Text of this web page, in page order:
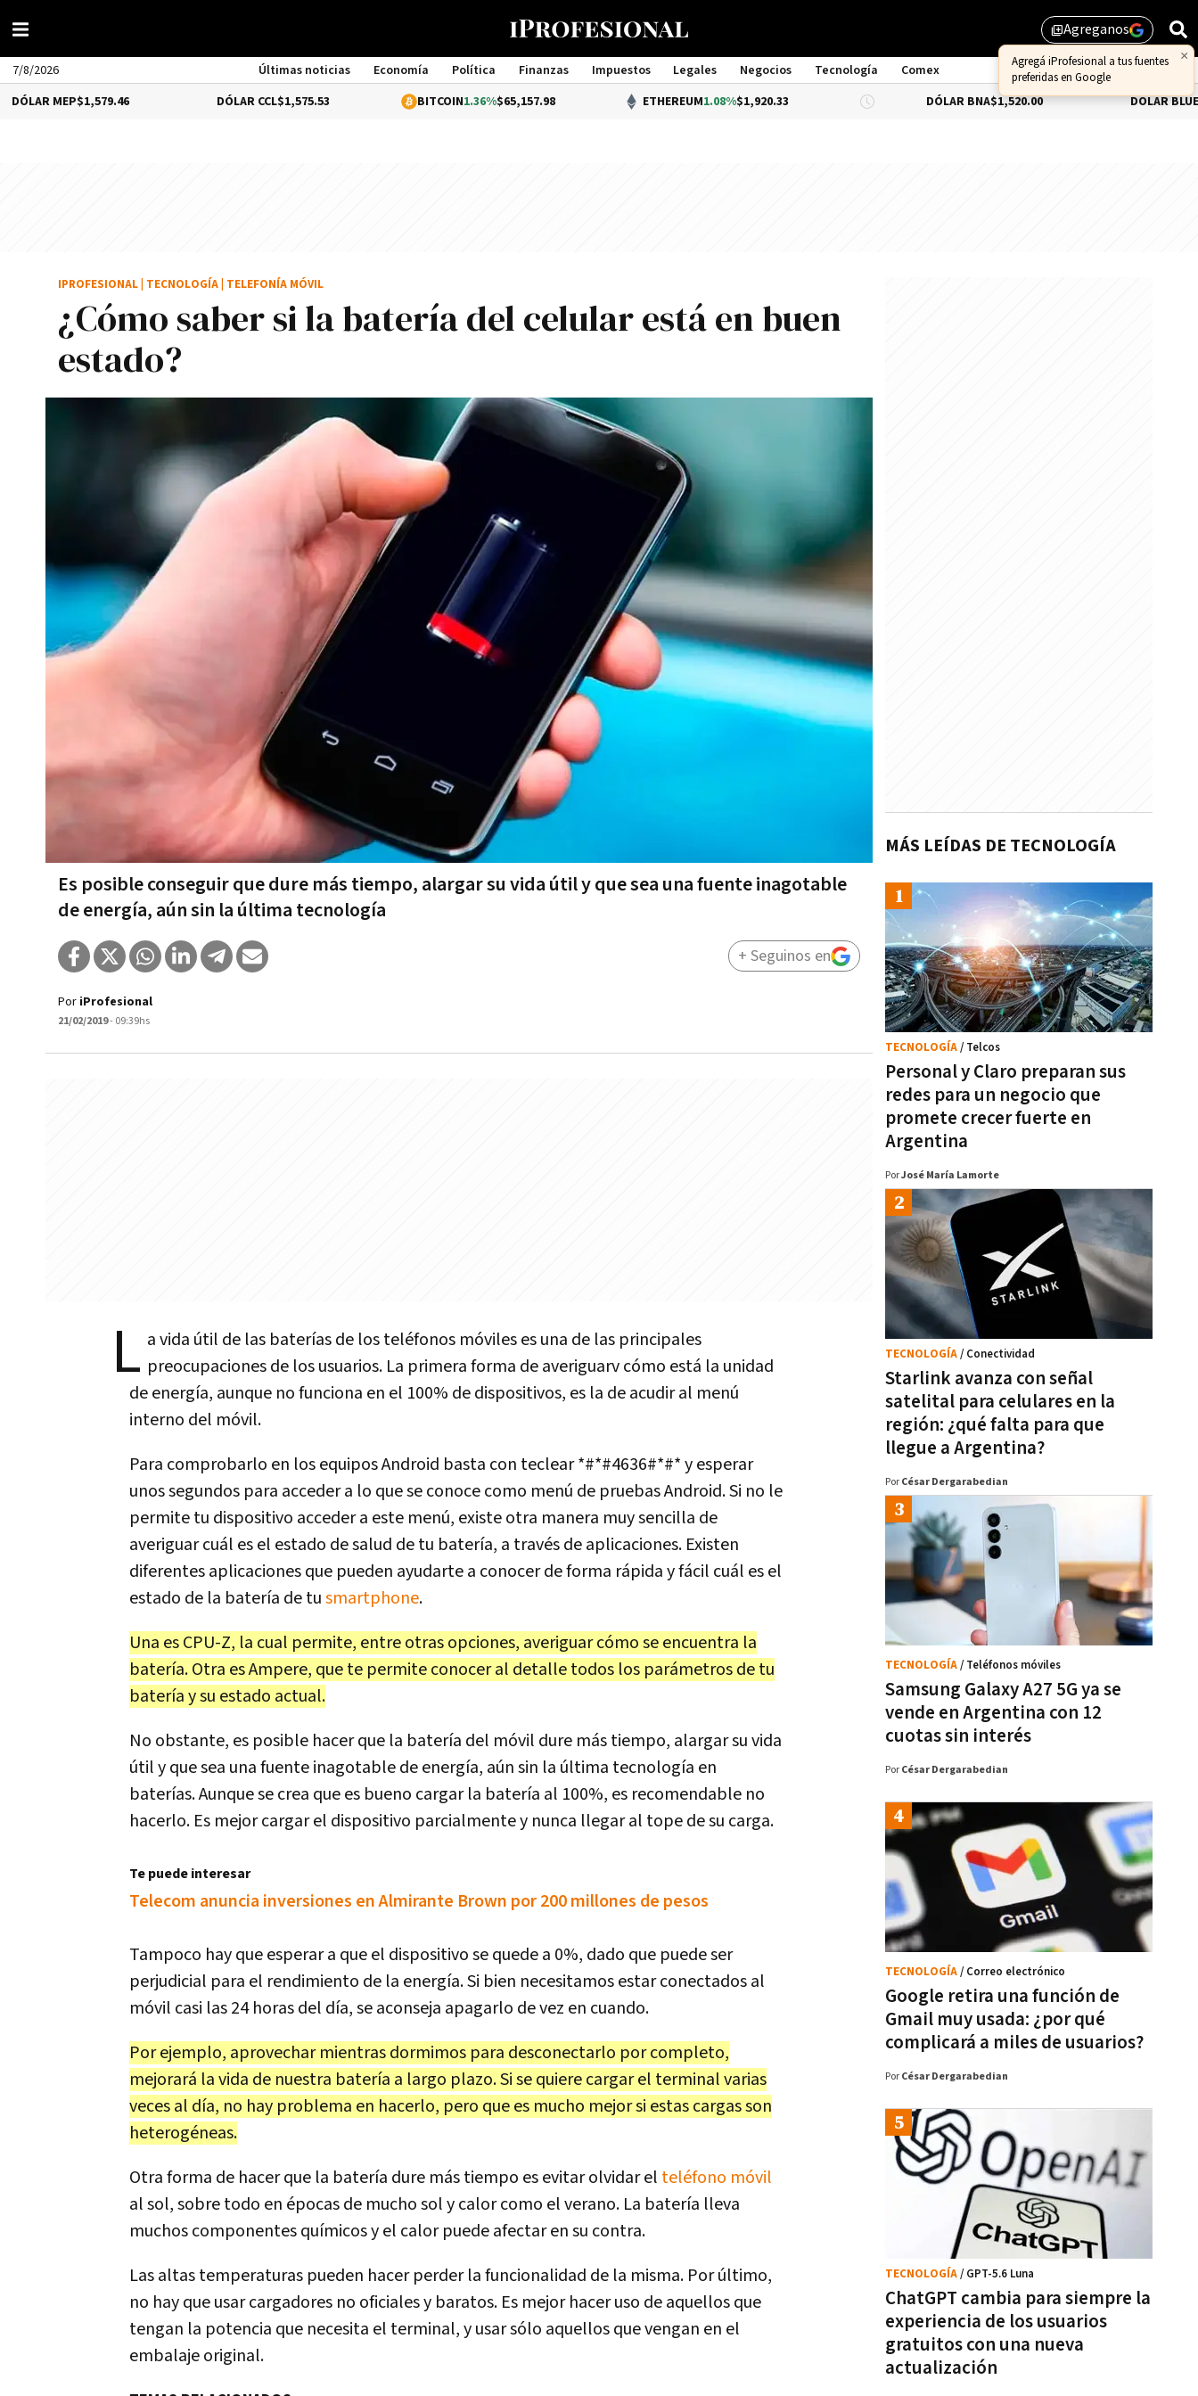
library_addAgreganos
×
Agregá iProfesional a tus fuentes
preferidas en Google
7/8/2026 Últimas noticias Economía Política Finanzas Impuestos Legales Negocios Tecnología
Comex
Management
$1,579.46 DÓLAR CCL$1,575.53 BITCOIN1.36%$65,157.98 ETHEREUM1.08%$1,920.33 DÓLAR BNA$1,520.00 DÓLAR BLUE-0.66%
¿Cómo saber si la batería del celular está en buen
estado?
Es posible conseguir que dure más tiempo, alargar su vida útil y que sea una fuente inagotable
de energía, aún sin la última tecnología
IPROFESIONAL TECNOLOGÍA TELEFONÍA MÓVIL
Por iProfesional
21/02/2019- 09:39hs
+ Seguinos en
L a vida útil de las baterías de los teléfonos móviles es una de las principales
preocupaciones de los usuarios. La primera forma de averiguarv cómo está la unidad
de energía, aunque no funciona en el 100% de dispositivos, es la de acudir al menú
interno del móvil.
Para comprobarlo en los equipos Android basta con teclear *#*#4636#*#* y esperar
unos segundos para acceder a lo que se conoce como menú de pruebas Android. Si no le
permite tu dispositivo acceder a este menú, existe otra manera muy sencilla de
averiguar cuál es el estado de salud de tu batería, a través de aplicaciones. Existen
diferentes aplicaciones que pueden ayudarte a conocer de forma rápida y fácil cuál es el
estado de la batería de tusmartphone.
Una es CPU-Z, la cual permite, entre otras opciones, averiguar cómo se encuentra la
batería. Otra es Ampere, que te permite conocer al detalle todos los parámetros de tu
batería y su estado actual.
No obstante, es posible hacer que la batería del móvil dure más tiempo, alargar su vida
útil y que sea una fuente inagotable de energía, aún sin la última tecnología en
baterías. Aunque se crea que es bueno cargar la batería al 100%, es recomendable no
hacerlo. Es mejor cargar el dispositivo parcialmente y nunca llegar al tope de su carga.
Te puede interesar
Telecom anuncia inversiones en Almirante Brown por 200 millones de pesos
Tampoco hay que esperar a que el dispositivo se quede a 0%, dado que puede ser
perjudicial para el rendimiento de la energía. Si bien necesitamos estar conectados al
móvil casi las 24 horas del día, se aconseja apagarlo de vez en cuando.
Por ejemplo, aprovechar mientras dormimos para desconectarlo por completo,
mejorará la vida de nuestra batería a largo plazo. Si se quiere cargar el terminal varias
veces al día, no hay problema en hacerlo, pero que es mucho mejor si estas cargas son
heterogéneas.
Otra forma de hacer que la batería dure más tiempo es evitar olvidar el teléfono móvil
al sol, sobre todo en épocas de mucho sol y calor como el verano. La batería lleva
muchos componentes químicos y el calor puede afectar en su contra.
Las altas temperaturas pueden hacer perder la funcionalidad de la misma. Por último,
no hay que usar cargadores no oficiales y baratos. Es mejor hacer uso de aquellos que
tengan la potencia que necesita el terminal, y usar sólo aquellos que vengan en el
embalaje original.
MÁS LEÍDAS DE TECNOLOGÍA
Personal y Claro preparan sus
redes para un negocio que
promete crecer fuerte en
Argentina
TECNOLOGÍA/ Telcos
PorJosé María Lamorte
Starlink avanza con señal
satelital para celulares en la
región: ¿qué falta para que
llegue a Argentina?
TECNOLOGÍA/ Conectividad
Por César Dergarabedian
Samsung Galaxy A27 5G ya se
vende en Argentina con 12
cuotas sin interés
TECNOLOGÍA/ Teléfonos móviles
Por César Dergarabedian
Google retira una función de
Gmail muy usada: ¿por qué
complicará a miles de usuarios?
TECNOLOGÍA/ Correo electrónico
Por César Dergarabedian
ChatGPT cambia para siempre la
experiencia de los usuarios
gratuitos con una nueva
actualización
TECNOLOGÍA/ GPT-5.6 Luna